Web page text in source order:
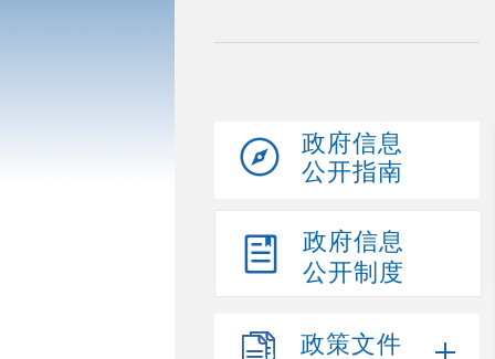
政府信息
公开指南
政府信息
公开制度
政策文件